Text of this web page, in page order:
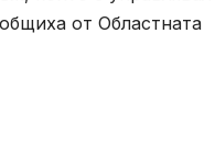
от Областната